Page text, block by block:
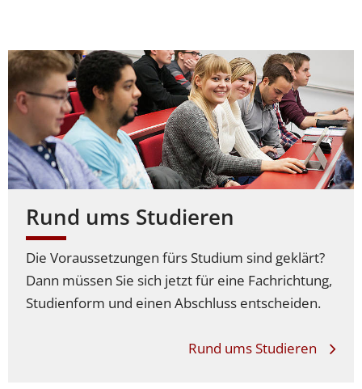
Rund ums Studieren
Die Voraussetzungen fürs Studium sind geklärt?
Dann müssen Sie sich jetzt für eine Fachrichtung,
Studienform und einen Abschluss entscheiden.
Rund ums Studieren